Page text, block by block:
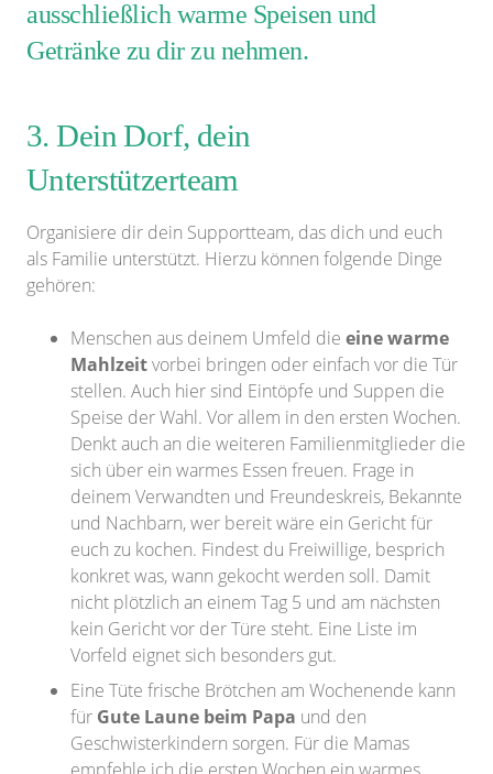
ausschließlich warme Speisen und
Getränke zu dir zu nehmen.
3. Dein Dorf, dein
Unterstützerteam
Organisiere dir dein Supportteam, das dich und euch
als Familie unterstützt. Hierzu können folgende Dinge
gehören:
Menschen aus deinem Umfeld die eine warme
Mahlzeitvorbei bringen oder einfach vor die Tür
stellen. Auch hier sind Eintöpfe und Suppen die
Speise der Wahl. Vor allem in den ersten Wochen.
Denkt auch an die weiteren Familienmitglieder die
sich über ein warmes Essen freuen. Frage in
deinem Verwandten und Freundeskreis, Bekannte
und Nachbarn, wer bereit wäre ein Gericht für
euch zu kochen. Findest du Freiwillige, besprich
konkret was, wann gekocht werden soll. Damit
nicht plötzlich an einem Tag 5 und am nächsten
kein Gericht vor der Türe steht. Eine Liste im
Vorfeld eignet sich besonders gut.
Eine Tüte frische Brötchen am Wochenende kann
für Gute Laune beim Papa und den
Geschwisterkindern sorgen. Für die Mamas